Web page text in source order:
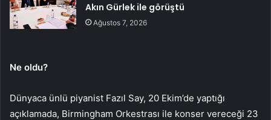
Akın Gürlek ile görüştü
Ağustos 7, 2026
Ne oldu?
Dünyaca ünlü piyanist Fazıl Say, 20 Ekim’de yaptığı
açıklamada, Birmingham Orkestrası ile konser vereceği 23